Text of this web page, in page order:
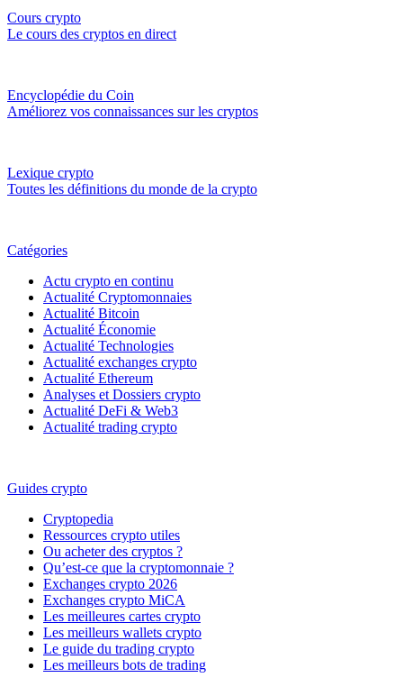
Cours crypto
Le cours des cryptos en direct
Encyclopédie du Coin
Améliorez vos connaissances sur les cryptos
Lexique crypto
Toutes les définitions du monde de la crypto
Catégories
Actu crypto en continu
Actualité Cryptomonnaies
Actualité Bitcoin
Actualité Économie
Actualité Technologies
Actualité exchanges crypto
Actualité Ethereum
Analyses et Dossiers crypto
Actualité DeFi & Web3
Actualité trading crypto
Guides crypto
Cryptopedia
Ressources crypto utiles
Ou acheter des cryptos ?
Qu’est-ce que la cryptomonnaie ?
Exchanges crypto 2026
Exchanges crypto MiCA
Les meilleures cartes crypto
Les meilleurs wallets crypto
Le guide du trading crypto
Les meilleurs bots de trading